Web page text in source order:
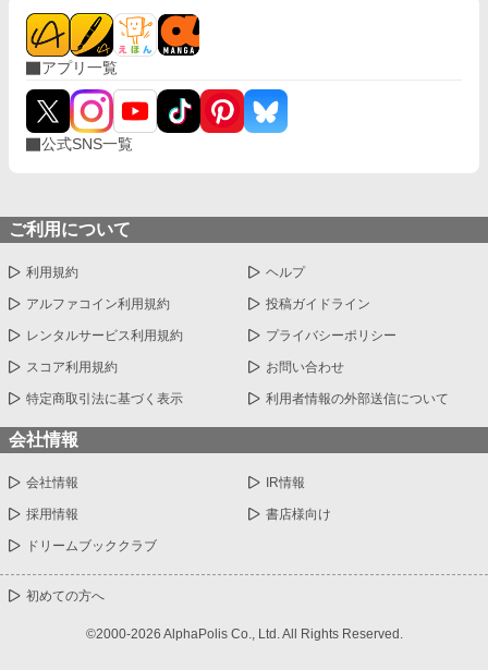
アプリ一覧
公式SNS一覧
ご利用について
利用規約 ヘルプ
アルファコイン利用規約 投稿ガイドライン
レンタルサービス利用規約 プライバシーポリシー
スコア利用規約 お問い合わせ
特定商取引法に基づく表示 利用者情報の外部送信について
会社情報
会社情報 IR情報
採用情報 書店様向け
ドリームブッククラブ
初めての方へ
©2000-2026 AlphaPolis Co., Ltd. All Rights Reserved.